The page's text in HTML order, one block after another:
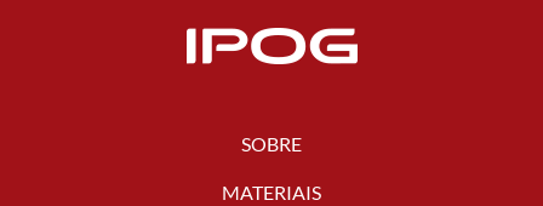
SOBRE
MATERIAIS